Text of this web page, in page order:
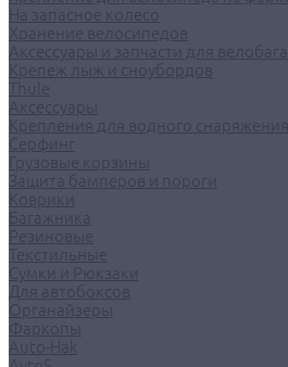
На запасное колесо
Хранение велосипедов
Аксессуары и запчасти для
Крепеж лыж и сноубордов
Thule
Аксессуары
Крепления для водного снаряжения
Серфинг
Грузовые корзины
Защита бамперов и пороги
Коврики
Багажника
Резиновые
Текстильные
Сумки и Рюкзаки
Для автобоксов
Органайзеры
Фаркопы
Auto-Hak